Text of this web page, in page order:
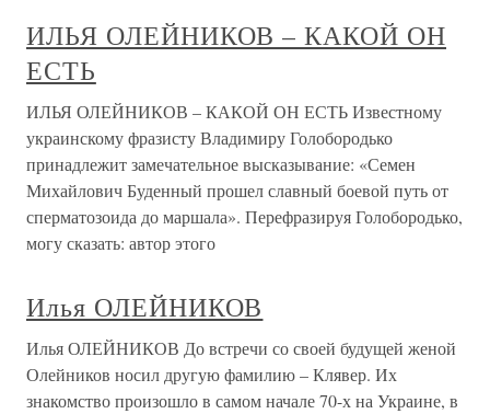
ИЛЬЯ ОЛЕЙНИКОВ – КАКОЙ ОН
ЕСТЬ
ИЛЬЯ ОЛЕЙНИКОВ – КАКОЙ ОН ЕСТЬ Известному
украинскому фразисту Владимиру Голобородько
принадлежит замечательное высказывание: «Семен
Михайлович Буденный прошел славный боевой путь от
сперматозоида до маршала». Перефразируя Голобородько,
могу сказать: автор этого
Илья ОЛЕЙНИКОВ
Илья ОЛЕЙНИКОВ До встречи со своей будущей женой
Олейников носил другую фамилию – Клявер. Их
знакомство произошло в самом начале 70-х на Украине, в